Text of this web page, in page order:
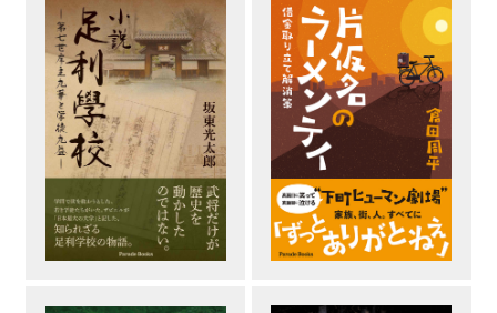
おすすめ！この一冊。
小説
エッセイ・詩・ノンフィクション
趣味・カルチャー